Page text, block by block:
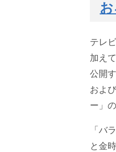
テレ
加え
公開
およ
ー」
「バ
と金